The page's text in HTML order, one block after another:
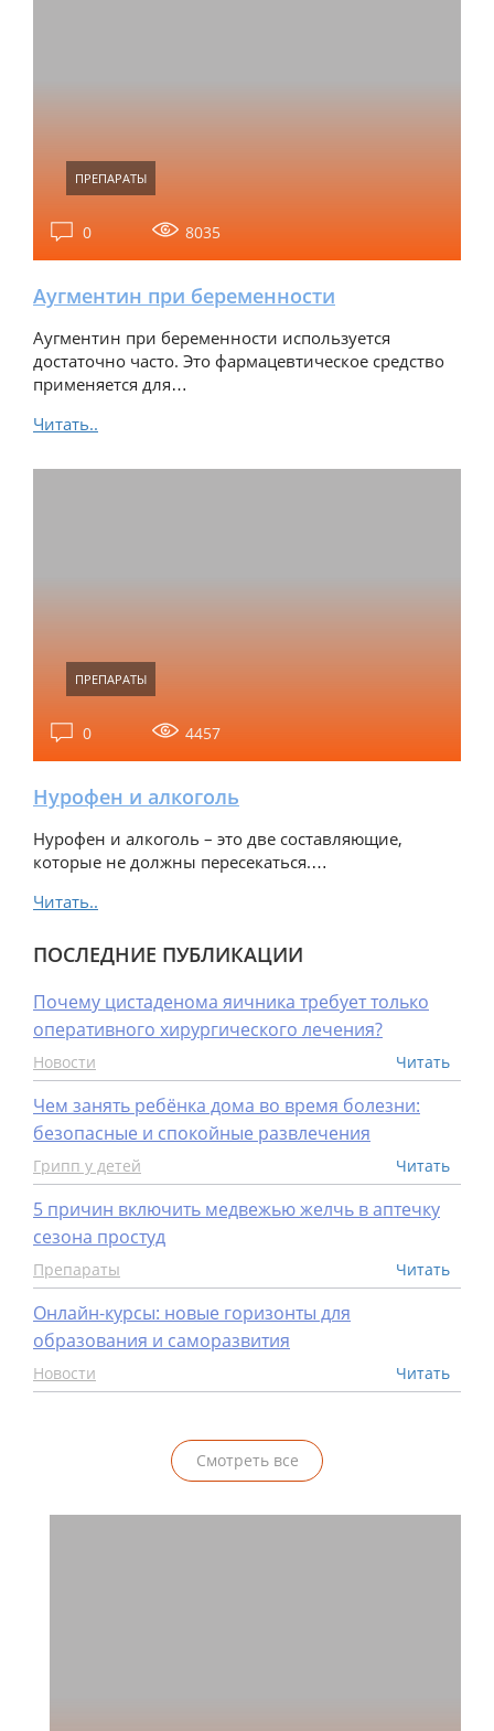
ПРЕПАРАТЫ
0 8035
Аугментин при беременности
Аугментин при беременности используется
достаточно часто. Это фармацевтическое средство
применяется для…
Читать..
ПРЕПАРАТЫ
0 4457
Нурофен и алкоголь
Нурофен и алкоголь – это две составляющие,
которые не должны пересекаться.…
Читать..
ПОСЛЕДНИЕ ПУБЛИКАЦИИ
Почему цистаденома яичника требует только
оперативного хирургического лечения?
Новости Читать
Чем занять ребёнка дома во время болезни:
безопасные и спокойные развлечения
Грипп у детей Читать
5 причин включить медвежью желчь в аптечку
сезона простуд
Препараты Читать
Онлайн-курсы: новые горизонты для
образования и саморазвития
Новости Читать
Смотреть все